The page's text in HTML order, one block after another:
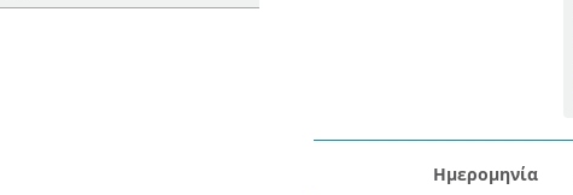
Ημερομηνία